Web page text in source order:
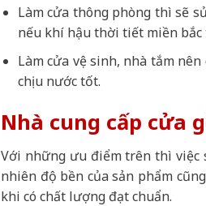
Làm cửa thông phòng thì sẽ
nếu khí hậu thời tiết miền bắc
Làm cửa vệ sinh, nhà tắm
chịu nước tốt.
Nhà cung cấp cửa
Với những ưu điểm trên thì việc
nhiên độ bền của sản phẩm
khi có chất lượng đạt chuẩn.